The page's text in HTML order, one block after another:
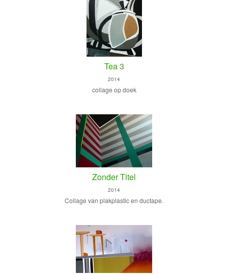
Tea 3
2014
collage op doek
Zonder Titel
2014
Collage van plakplastic en ductape.